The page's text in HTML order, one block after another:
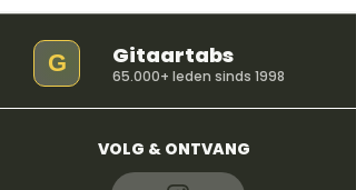
Terugblik op de vierde
G Gitaartabs
65.000+ leden sinds 1998
VOLG & ONTVANG